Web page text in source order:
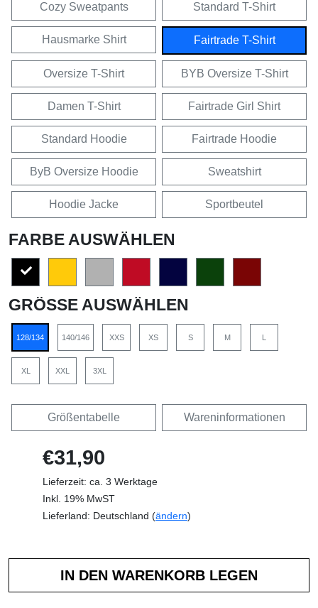
Cozy Sweatpants Standard T-Shirt
Hausmarke Shirt Fairtrade T-Shirt
Oversize T-Shirt BYB Oversize T-Shirt
Damen T-Shirt Fairtrade Girl Shirt
Standard Hoodie Fairtrade Hoodie
ByB Oversize Hoodie Sweatshirt
Hoodie Jacke Sportbeutel
FARBE AUSWÄHLEN
GRÖSSE AUSWÄHLEN
128/134 140/146 XXS XS S M L
XL XXL 3XL
Größentabelle Wareninformationen
€31,90
Lieferzeit: ca. 3 Werktage
Inkl. 19% MwST
Lieferland: Deutschland (ändern)